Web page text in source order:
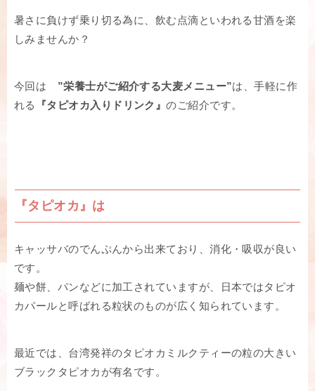
暑さに負けず乗り切る為に、飲む点滴といわれる甘酒を楽
しみませんか？
今回は ”栄養士がご紹介する大麦メニュー”は、手軽に作
れる
『タピオカ入りドリンク』のご紹介です。
『タピオカ』は
キャッサバのでんぷんから出来ており、消化・吸収が良い
です。
麺や餅、パンなどに加工されていますが、日本ではタピオ
カパールと呼ばれる粒状のものが広く知られています。
最近では、台湾発祥のタピオカミルクティーの粒の大きい
ブラックタピオカが有名です。